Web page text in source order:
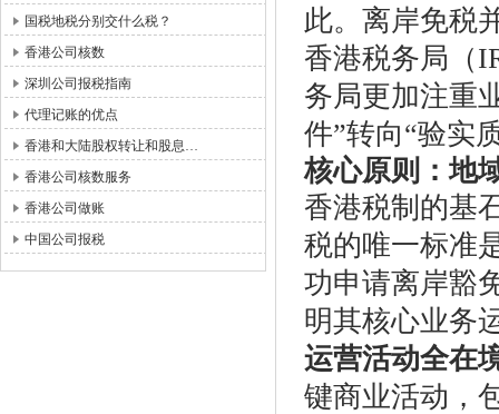
国税地税分别交什么税？
香港公司核数
深圳公司报税指南
代理记账的优点
香港和大陆股权转让和股息…
香港公司核数服务
香港公司做账
中国公司报税
此。离岸免税
香港税务局（
务局更加注重
件”转向“验实
核心原则：地
香港税制的基
税的唯一标准
功申请离岸豁
明其核心业务
运营活动全在
键商业活动，